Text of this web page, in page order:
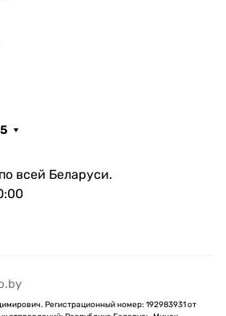
всей Беларуси.
Регистрационный номер: 192983931 от